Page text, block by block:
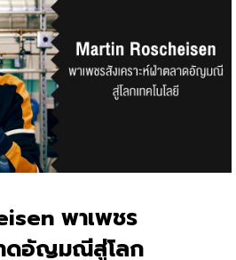
พาเพชร
าดอัญมณีสู่โลก